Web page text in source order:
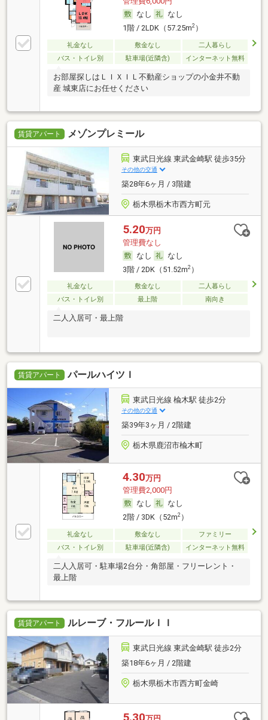
なし
なし
1階 / 2LDK（57.25m2）
礼金なし 敷金なし
二人暮らし
バス・トイレ別
駐車場(近隣含) インターネット無料
お部屋探しはＬＩＸＩＬ不動産ショップの小金井不動
産 城東店にお任せください
賃貸アパート メゾンプレミール
東武日光線 東武金崎駅 徒歩35分
その他の交通
築28年6ヶ月 / 3階建
栃木県栃木市西方町元
5.20万円
管理費なし
なし
なし
3階 / 2DK（51.52m2）
礼金なし 敷金なし
二人暮らし
バス・トイレ別
最上階 南向き
二人入居可・最上階
賃貸アパート パールハイツＩ
東武日光線 楡木駅 徒歩2分
その他の交通
築39年3ヶ月 / 2階建
栃木県鹿沼市楡木町
4.30万円
管理費2,000円
なし
なし
2階 / 3DK（52m2）
礼金なし 敷金なし
ファミリー
バス・トイレ別
駐車場(近隣含) インターネット無料
二人入居可・駐車場2台分・角部屋・フリーレント・
最上階
賃貸アパート ルレーブ・フルールＩＩ
東武日光線 東武金崎駅 徒歩2分
築18年6ヶ月 / 2階建
栃木県栃木市西方町金崎